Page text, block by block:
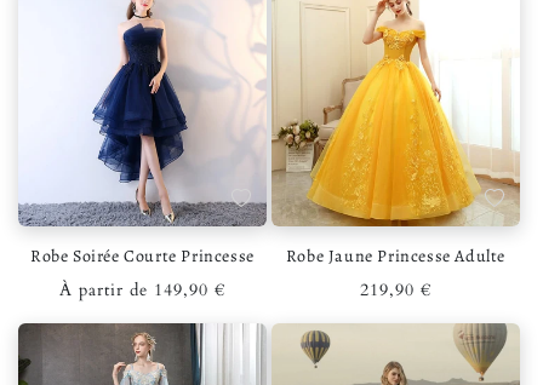
Ajouter à la liste de souhaits
Robe Soirée Courte Princesse
Prix habituel
À partir de 149,90 €
Ajouter
Robe Jaune Princesse Adulte
Prix habituel
219,90 €